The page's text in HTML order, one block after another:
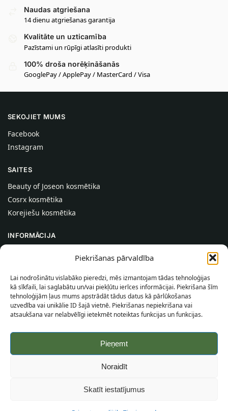
Piekrišanas pārvaldība
Lai nodrošinātu vislabāko pieredzi, mēs izmantojam tādas tehnoloģijas
kā sīkfaili, lai saglabātu un/vai piekļūtu ierīces informācijai. Piekrišana šīm
tehnoloģijām ļaus mums apstrādāt tādus datus kā pārlūkošanas
uzvedība vai unikālie ID šajā vietnē. Piekrišanas nepiekrišana vai
atsaukšana var nelabvēlīgi ietekmēt noteiktas funkcijas un funkcijas.
Pieņemt
Noraidīt
Skatīt iestatījumus
Naudas atgriešana
14 dienu atgriešanas garantija
Kvalitāte un uzticamība
Pazīstami un rūpīgi atlasīti produkti
100% droša norēķināšanās
GooglePay / ApplePay / MasterCard / Visa
SEKOJIET MUMS
Facebook
Instagram
SAITES
Beauty of Joseon kosmētika
Cosrx kosmētika
Korejiešu kosmētika
INFORMĀCIJA
Palīdzība
INFORMĀCIJA PIRCĒJAM
Piegādes nosacījumi
Noteikumi un nosacījumi
Vietnes karte